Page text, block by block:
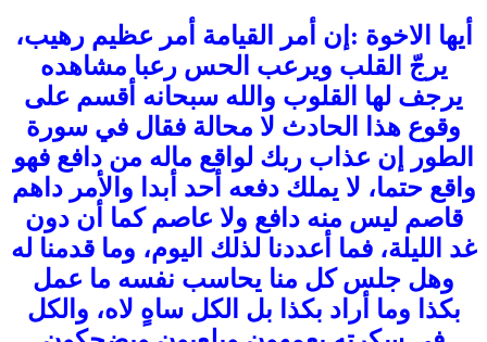
أيها الاخوة :إن أمر القيامة أمر عظيم رهيب،
يرجّ القلب ويرعب الحس رعبا مشاهده
يرجف لها القلوب والله سبحانه أقسم على
وقوع هذا الحادث لا محالة فقال في سورة
الطور إن عذاب ربك لواقع ماله من دافع فهو
واقع حتما، لا يملك دفعه أحد أبدا والأمر داهم
قاصم ليس منه دافع ولا عاصم كما أن دون
غد الليلة، فما أعددنا لذلك اليوم، وما قدمنا له
وهل جلس كل منا يحاسب نفسه ما عمل
بكذا وما أراد بكذا بل الكل ساهٍ لاه، والكل